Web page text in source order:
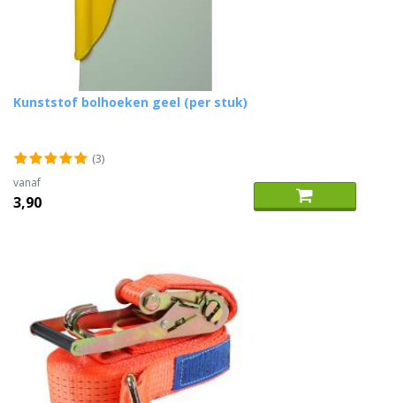
Kunststof bolhoeken geel (per stuk)
(3)
vanaf
3,90